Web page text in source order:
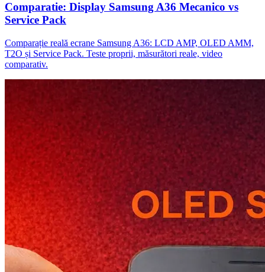
Comparatie: Display Samsung A36 Mecanico vs
Service Pack
Comparație reală ecrane Samsung A36: LCD AMP, OLED AMM,
T2O și Service Pack. Teste proprii, măsurători reale, video
comparativ.